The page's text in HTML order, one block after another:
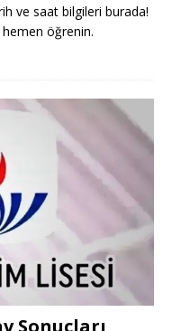
ve saat bilgileri burada!
hemen öğrenin.
Sonuçları